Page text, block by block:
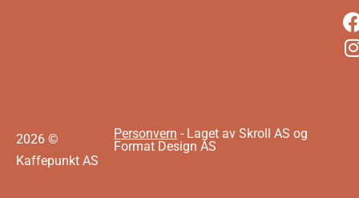
2026 ©
Kaffepunkt AS
Personvern - Laget av Skroll AS og
Format Design AS